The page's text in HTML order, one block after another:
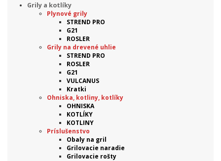
Grily a kotlíky
Plynové grily
STREND PRO
G21
ROSLER
Grily na drevené uhlie
STREND PRO
ROSLER
G21
VULCANUS
Kratki
Ohniska, kotliny, kotlíky
OHNISKA
KOTLÍKY
KOTLINY
Príslušenstvo
Obaly na gril
Grilovacie naradie
Grilovacie rošty